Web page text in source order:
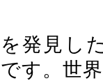
発見し
す。世